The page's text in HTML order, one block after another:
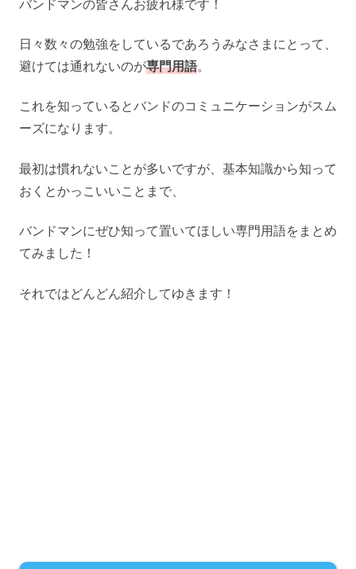
バンドマンの皆さんお疲れ様です！
日々数々の勉強をしているであろうみなさまにとって、
避けては通れないのが専門用語。
これを知っているとバンドのコミュニケーションがスム
ーズになります。
最初は慣れないことが多いですが、基本知識から知って
おくとかっこいいことまで、
バンドマンにぜひ知って置いてほしい専門用語をまとめ
てみました！
それではどんどん紹介してゆきます！